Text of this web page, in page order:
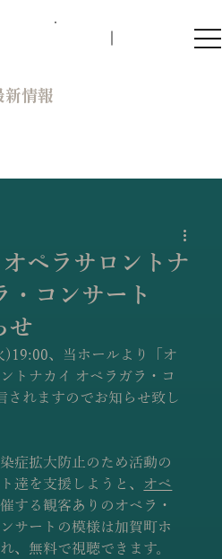
新情報
オペラサロントナ
・コンサート
せ
、当ホールより「オ
トナカイ オペラガラ・コ
されますのでお知らせ致し
症拡大防止のため活動の
達を支援しようと 、 オペ
する観客ありのオペラ・
サートの模様は加賀町ホ
、無料で視聴できます。